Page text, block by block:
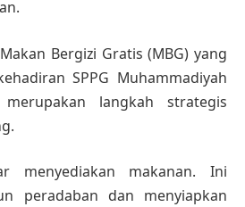
Bergizi Gratis (MBG) yang
SPPG Muhammadiyah
langkah strategis
menyediakan makanan. Ini
peradaban dan menyiapkan